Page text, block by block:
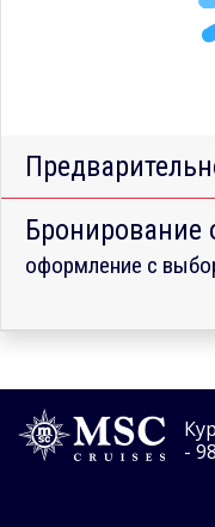
Бронирование
оформление с
-